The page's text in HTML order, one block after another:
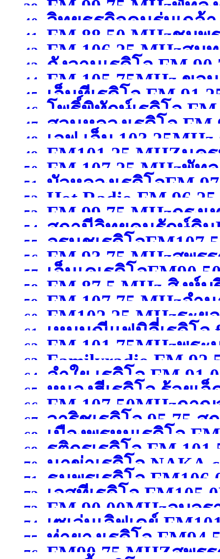
97.75MHzกรุงเทพมหา
39. FM 99.75 MHzพัทลุง
40. วิทยุธุรกิจคนร่มเกล้า
MHzกรุงเทพมหานคร(
41. FM 88.50 MHzชุมพ
42. FM 106.25 MHzสมุ
43.
กังวานเรดิโอ FM
สุพรรณบุรี )
44. FM 105.75MHz ขอ
45.
เอ็นทีเรดิโอ FM
)
46. โพธิ์พิทักษ์เรดิโอ
ขอนแก่น )
47.
สวนหลวงเรดิโอ
สมุทรสาคร )
48.
เอฟ.เอ็ม
นครสวรรค์ (จังหวัดนคร
49. FM101.25 MHZนค
50. FM 107.25 MHzพัท
51.
บัวหลวงเรดิโอFM
ปทุมธานี )
52. Hot Radio
สมุทรสาคร )
53. FM 99.75 MHzกรุง
กรุงเทพมหานคร )
54.
สถานีวิทยุคนรักษ์ดิน
เชียงใหม่ )
55. อรนุชเรดิโอ
56. FM 93.75 MHzสุพร
57. เอ็นเคเรดิโอ
58. FM 87.5 MHz สิงห์บุ
59. FM 107.75 MHzอำ
60. FM102.25 MHzระย
61.
เหมมณีแฟมิลี่เรดิโอ
นครศรีธรรมราช(จังหวั
62. FM 101.75MHzพร
พระนครศรีอยุธยา )
63. Familyradio FM
64. ลำใย เรดิโอ FM
65. หนองฮีเรดิโอ ร้อยเอ็
66. FM 107.50MHzกา
67. วาริชเรดิโอ 95.75 ส
68.
เมืองพรหมเรดิโอ
FM 107.50 MHz พิษณุ
69.
รติกรเรดิโอ FM
กาญจนบุรี )
70.
นาข่าเรดิโอ
102.50MHzมหาสารคา
71. ธนพรเรดิโอ
72. เอสทีเรดิโอ
73. FM 90.00MHzอุบล
74.
เซเว่นเลิฟเดย์
สุพรรณบุรี )
75. ท่ายางเรดิโอ
76. FM90.75 MHZสุพร